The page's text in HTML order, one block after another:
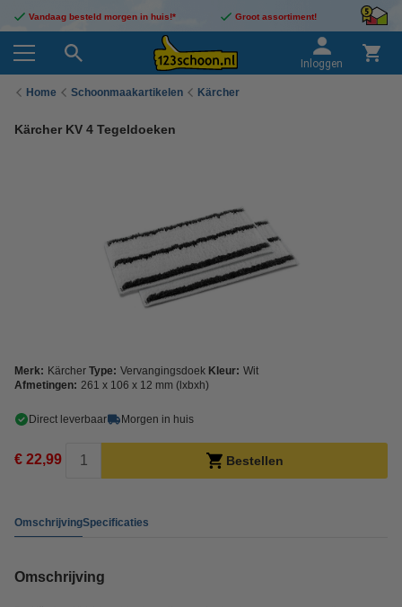
Vandaag besteld morgen in huis!* Groot assortiment!
Inloggen
Home Schoonmaakartikelen Kärcher
Kärcher KV 4 Tegeldoeken
Merk: Kärcher Type: Vervangingsdoek Kleur: Wit
Afmetingen: 261 x 106 x 12 mm (lxbxh)
Direct leverbaar Morgen in huis
€ 22,99 Bestellen
OmschrijvingSpecificaties
Omschrijving